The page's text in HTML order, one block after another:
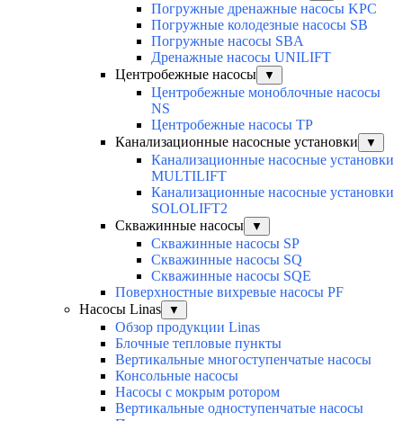
Погружные дренажные насосы KPC
Погружные колодезные насосы SB
Погружные насосы SBA
Дренажные насосы UNILIFT
Центробежные насосы
▼
Центробежные моноблочные насосы
NS
Центробежные насосы TP
Канализационные насосные установки
▼
Канализационные насосные установки
MULTILIFT
Канализационные насосные установки
SOLOLIFT2
Скважинные насосы
▼
Скважинные насосы SP
Скважинные насосы SQ
Скважинные насосы SQE
Поверхностные вихревые насосы PF
Насосы Linas
▼
Обзор продукции Linas
Блочные тепловые пункты
Вертикальные многоступенчатые насосы
Консольные насосы
Насосы с мокрым ротором
Вертикальные одноступенчатые насосы